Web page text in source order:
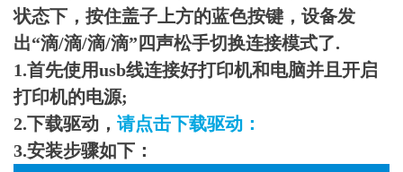
状态下，按住盖子上方的蓝色按键，设备发
出“滴/滴/滴/滴”四声松手切换连接模式了.
1.首先使用usb线连接好打印机和电脑并且开启
打印机的电源;
2.下载驱动， 请点击下载驱动：
3.安装步骤如下：